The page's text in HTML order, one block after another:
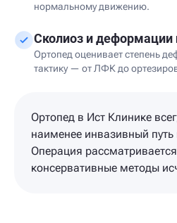
нормальному движению.
Сколиоз и деформации
Ортопед оценивает степень
тактику — от ЛФК до
Ортопед в Ист Клинике
наименее инвазивный путь
Операция
консервативные методы